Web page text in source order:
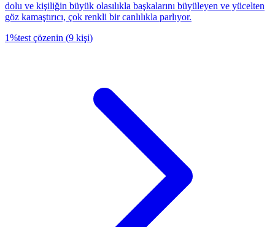
dolu ve kişiliğin büyük olasılıkla başkalarını büyüleyen ve yücelten
göz kamaştırıcı, çok renkli bir canlılıkla parlıyor.
1%test çözenin (9 kişi)